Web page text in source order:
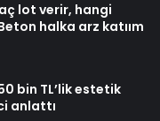
lot verir, hangi
halka arz katıım
bin TL’lik estetik
anlattı